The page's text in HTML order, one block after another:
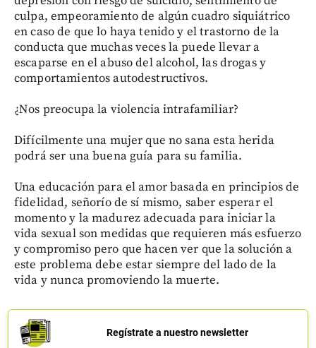
culpa, empeoramiento de algún cuadro siquiátrico
en caso de que lo haya tenido y el trastorno de la
conducta que muchas veces la puede llevar a
escaparse en el abuso del alcohol, las drogas y
comportamientos autodestructivos.
¿Nos preocupa la violencia intrafamiliar?
Difícilmente una mujer que no sana esta herida
podrá ser una buena guía para su familia.
Una educación para el amor basada en principios de
fidelidad, señorío de sí mismo, saber esperar el
momento y la madurez adecuada para iniciar la
vida sexual son medidas que requieren más esfuerzo
y compromiso pero que hacen ver que la solución a
este problema debe estar siempre del lado de la
vida y nunca promoviendo la muerte.
Regístrate a nuestro newsletter